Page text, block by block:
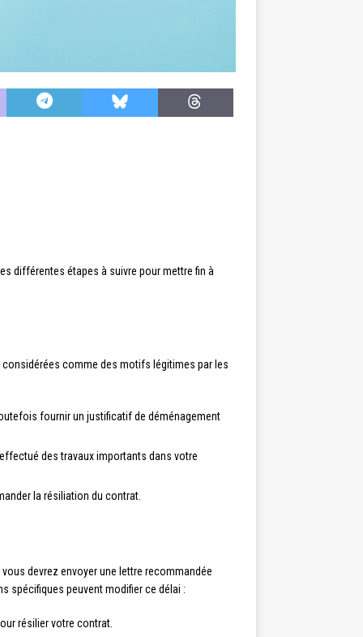
différentes étapes à suivre pour mettre fin à
comme des motifs légitimes par les
fournir un justificatif de déménagement
des travaux importants dans votre
la résiliation du contrat.
devrez envoyer une lettre recommandée
spécifiques peuvent modifier ce délai :
résilier votre contrat.